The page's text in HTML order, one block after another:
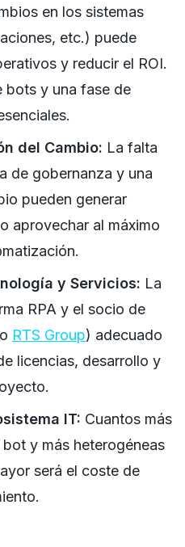
en los sistemas
etc.) puede
y reducir el ROI.
bots y una fase de
del Cambio: La falta
de gobernanza y una
pueden generar
aprovechar al máximo
y Servicios: La
RPA y el socio de
RTS Group) adecuado
licencias, desarrollo y
IT: Cuantos más
y más heterogéneas
será el coste de